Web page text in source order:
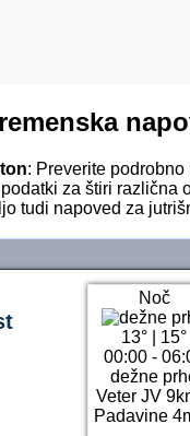
: Preverite
za štiri različna
tudi napoved za
Noč
13°
15°
00:00 -
dežne
Veter JV
Padavine